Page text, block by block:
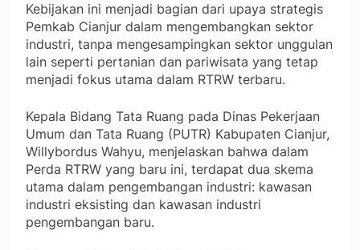
Kebijakan ini menjadi bagian dari upaya strategis
Pemkab Cianjur dalam mengembangkan sektor
industri, tanpa mengesampingkan sektor unggulan
lain seperti pertanian dan pariwisata yang tetap
menjadi fokus utama dalam RTRW terbaru.
Kepala Bidang Tata Ruang pada Dinas Pekerjaan
Umum dan Tata Ruang (PUTR) Kabupaten Cianjur,
Willybordus Wahyu, menjelaskan bahwa dalam
Perda RTRW yang baru ini, terdapat dua skema
utama dalam pengembangan industri: kawasan
industri eksisting dan kawasan industri
pengembangan baru.